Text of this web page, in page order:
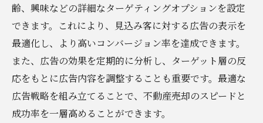
齢、興味などの詳細なターゲティングオプションを設定
できます。これにより、見込み客に対する広告の表示を
最適化し、より高いコンバージョン率を達成できます。
また、広告の効果を定期的に分析し、ターゲット層の反
応をもとに広告内容を調整することも重要です。最適な
広告戦略を組み立てることで、不動産売却のスピードと
成功率を一層高めることができます。